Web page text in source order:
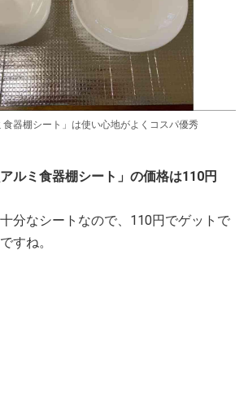
器棚シート」は使い心地がよくコスパ優秀
ルミ食器棚シート」の価格は110円
分なシートなので、110円でゲットで
すね。